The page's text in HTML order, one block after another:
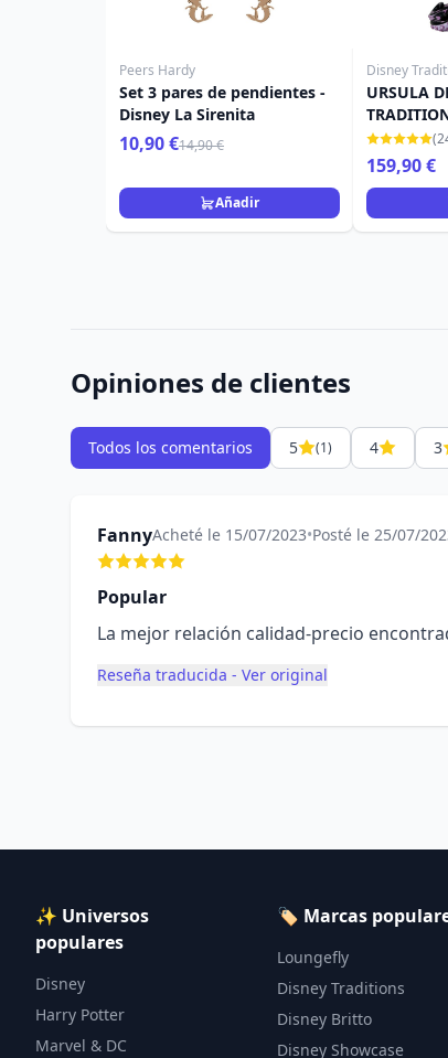
Peers Hardy
Set 3 pares de pendientes -
Disney La Sirenita
10,90 €14,90 €
Añadir
Disney
URSULA
159,90 €
Opiniones de clientes
Todos los comentarios 5 (1) 4 3
FannyAcheté le 15/07/2023•Posté le 25/07/
Popular
La mejor relación calidad-precio
Reseña traducida - Ver original
✨ Universos
populares
Disney
Harry Potter
Marvel & DC
🏷️ Marcas
Loungefly
Disney Traditions
Disney Britto
Disney Showcase